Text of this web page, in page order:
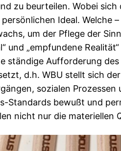
zu beurteilen. Wobei
Ideal. Welche
um der Pflege der
und „empfundene
ständige Aufforderung
d.h. WBU stellt sich
sozialen
Standards bewußt und
nicht nur die materiellen